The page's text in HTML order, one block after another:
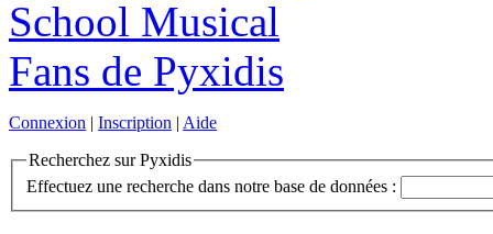
Connexion | Inscription | Aide
Recherchez sur Pyxidis
Effectuez une recherche dans notre base de données :